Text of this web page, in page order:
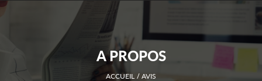
A PROPOS
ACCUEIL AVIS